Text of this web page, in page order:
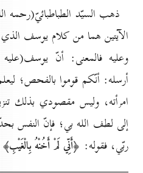
ذهب السيّد الطباطبائيّ(رحمه
الآيتين هما من كلام يوسف
وعليه فالمعنى: أنّ
أرسله: أنّكم قوموا بالفحص؛
امرأته، وليس مقصودي بذلك
إلى لطف الله بي؛ فإنّ النفس
ربّي، فقوله: ﴿أَنِّي لَمْ أَخُنْهُ بِالْغَيْبِ﴾